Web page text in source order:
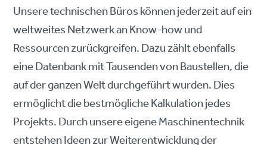
Unsere technischen Büros können jederzeit auf ein
weltweites Netzwerk an Know-how und
Ressourcen zurückgreifen. Dazu zählt ebenfalls
eine Datenbank mit Tausenden von Baustellen, die
auf der ganzen Welt durchgeführt wurden. Dies
ermöglicht die bestmögliche Kalkulation jedes
Projekts. Durch unsere eigene Maschinentechnik